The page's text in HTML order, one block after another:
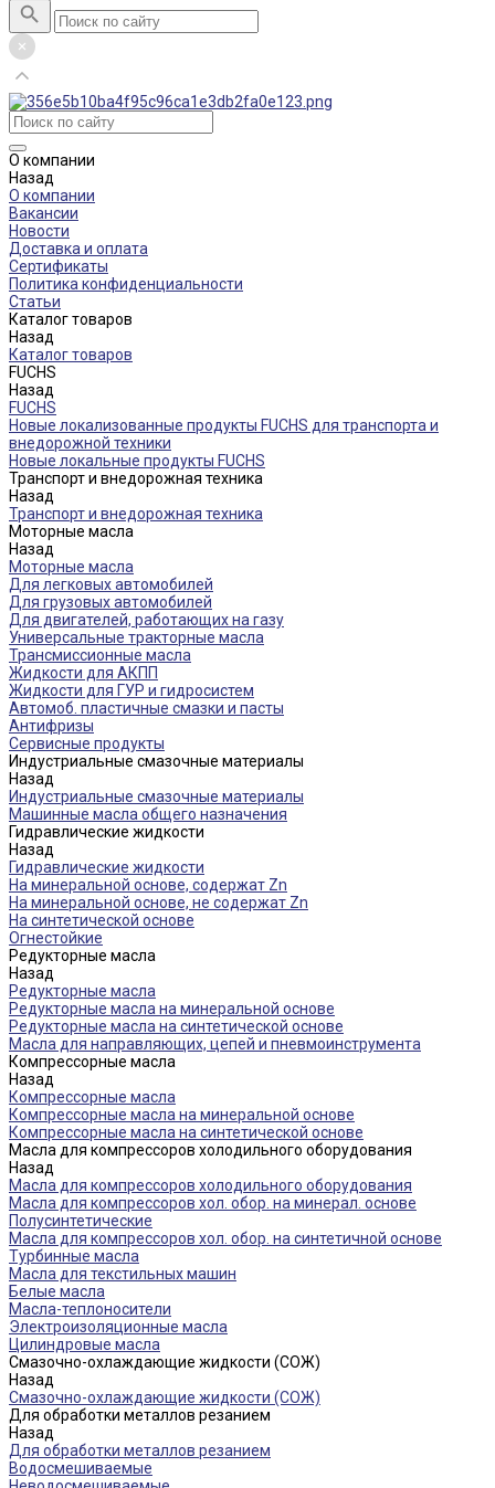
О компании
Назад
О компании
Вакансии
Новости
Доставка и оплата
Сертификаты
Политика конфиденциальности
Статьи
Каталог товаров
Назад
Каталог товаров
FUCHS
Назад
FUCHS
Новые локализованные продукты FUCHS для транспорта и
внедорожной техники
Новые локальные продукты FUCHS
Транспорт и внедорожная техника
Назад
Транспорт и внедорожная техника
Моторные масла
Назад
Моторные масла
Для легковых автомобилей
Для грузовых автомобилей
Для двигателей, работающих на газу
Универсальные тракторные масла
Трансмиссионные масла
Жидкости для АКПП
Жидкости для ГУР и гидросистем
Автомоб. пластичные смазки и пасты
Антифризы
Сервисные продукты
Индустриальные смазочные материалы
Назад
Индустриальные смазочные материалы
Машинные масла общего назначения
Гидравлические жидкости
Назад
Гидравлические жидкости
На минеральной основе, содержат Zn
На минеральной основе, не содержат Zn
На синтетической основе
Огнестойкие
Редукторные масла
Назад
Редукторные масла
Редукторные масла на минеральной основе
Редукторные масла на синтетической основе
Масла для направляющих, цепей и пневмоинструмента
Компрессорные масла
Назад
Компрессорные масла
Компрессорные масла на минеральной основе
Компрессорные масла на синтетической основе
Масла для компрессоров холодильного оборудования
Назад
Масла для компрессоров холодильного оборудования
Масла для компрессоров хол. обор. на минерал. основе
Полусинтетические
Масла для компрессоров хол. обор. на синтетичной основе
Турбинные масла
Масла для текстильных машин
Белые масла
Масла-теплоносители
Электроизоляционные масла
Цилиндровые масла
Смазочно-охлаждающие жидкости (СОЖ)
Назад
Смазочно-охлаждающие жидкости (СОЖ)
Для обработки металлов резанием
Назад
Для обработки металлов резанием
Водосмешиваемые